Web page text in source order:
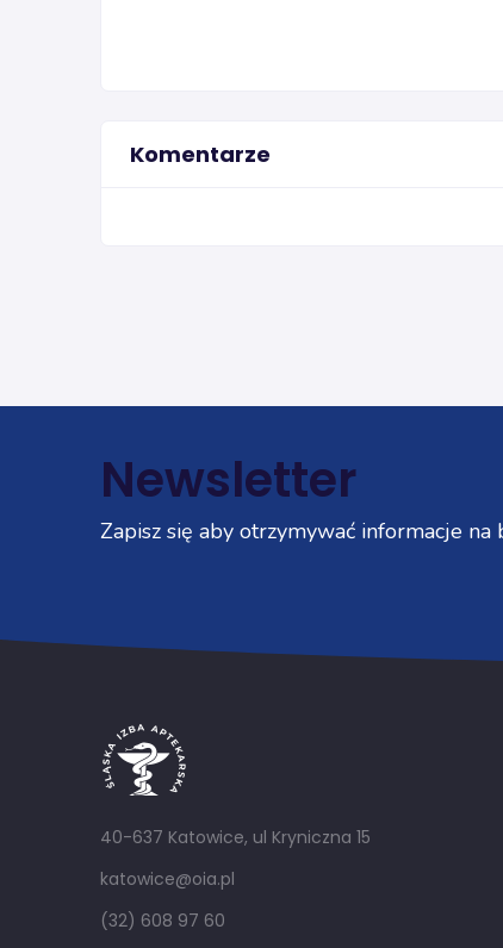
Komentarze
Newsletter
Zapisz się aby otrzymywać informacje na
40-637 Katowice, ul Kryniczna 15
katowice@oia.pl
(32) 608 97 60